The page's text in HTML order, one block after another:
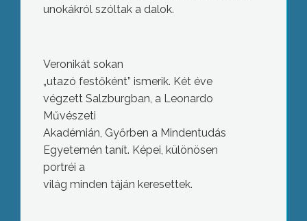
unokákról szóltak a dalok.
Veronikát sokan
„utazó festőként” ismerik. Két éve
végzett Salzburgban, a Leonardo
Művészeti
Akadémián, Győrben a Mindentudás
Egyetemén tanít. Képei, különösen
portréi a
világ minden táján keresettek.